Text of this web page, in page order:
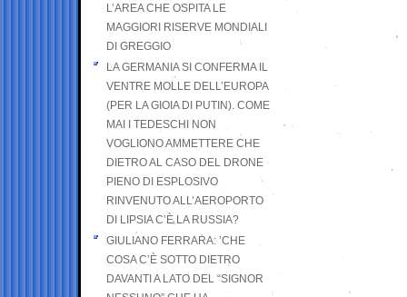
L’AREA CHE OSPITA LE
MAGGIORI RISERVE MONDIALI
DI GREGGIO
LA GERMANIA SI CONFERMA IL
VENTRE MOLLE DELL’EUROPA
(PER LA GIOIA DI PUTIN). COME
MAI I TEDESCHI NON
VOGLIONO AMMETTERE CHE
DIETRO AL CASO DEL DRONE
PIENO DI ESPLOSIVO
RINVENUTO ALL’AEROPORTO
DI LIPSIA C’È LA RUSSIA?
GIULIANO FERRARA: ’CHE
COSA C’È SOTTO DIETRO
DAVANTI A LATO DEL “SIGNOR